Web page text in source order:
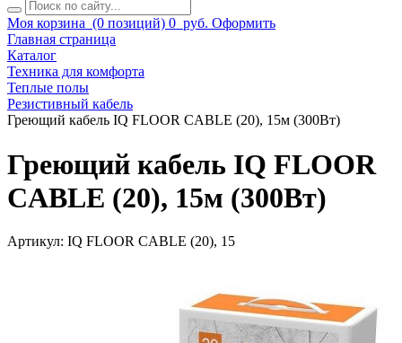
Моя корзина (0 позиций) 0 руб. Оформить
Главная страница
Каталог
Техника для комфорта
Теплые полы
Резистивный кабель
Греющий кабель IQ FLOOR CABLE (20), 15м (300Вт)
Греющий кабель IQ FLOOR
CABLE (20), 15м (300Вт)
Артикул: IQ FLOOR CABLE (20), 15